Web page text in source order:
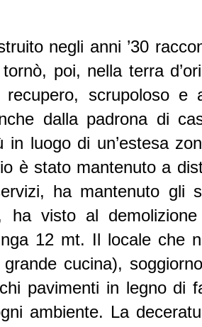
negli anni ’30
poi, nella terra
scrupoloso e
dalla padrona di
luogo di un’estesa
è stato mantenuto a
ha mantenuto gli
visto al
12 mt. Il locale che
cucina),
pavimenti in legno
ambiente. La